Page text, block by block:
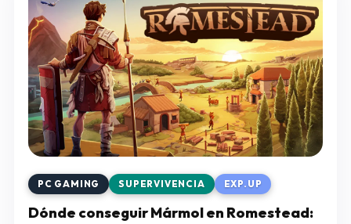
PC GAMING SUPERVIVENCIA EXP.UP
Dónde conseguir Mármol en Romestead: